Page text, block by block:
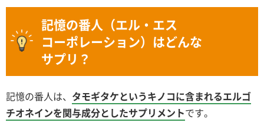
記憶の番人（エル・エス
コーポレーション）はどんな
サプリ？
記憶の番人は、 タモギタケというキノコに含まれるエルゴ
チオネインを関与成分としたサプリメントです。